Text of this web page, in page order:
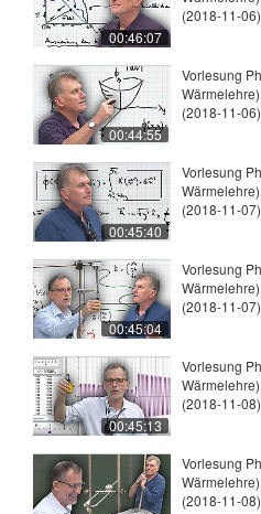
00:46:07
(2018-11-06)
00:44:55
Vorlesung
(2018-11-06)
00:45:40
Vorlesung
(2018-11-07)
00:45:04
Vorlesung
(2018-11-07)
00:45:13
Vorlesung
(2018-11-08)
Vorlesung
(2018-11-08)